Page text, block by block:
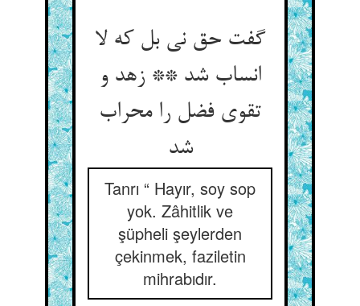
گفت حق نی بل که لا
انساب شد ** زهد و
تقوی فضل را محراب
شد
Tanrı “ Hayır, soy sop
yok. Zâhitlik ve
şüpheli şeylerden
çekinmek, faziletin
mihrabıdır.